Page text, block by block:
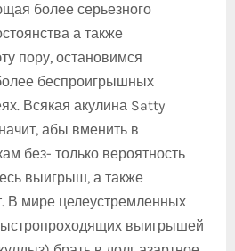
более серьезного
а также
пору, остановимся
беспроигрышных
Всякая акулина Satty
абы вменить в
без- только вероятность
выигрыш, а также
В мире целеустремленных
выигрышей